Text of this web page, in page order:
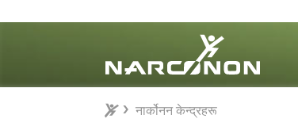
नार्कोनन केन्द्रहरू
नार्कोनन केन्द्रहरू